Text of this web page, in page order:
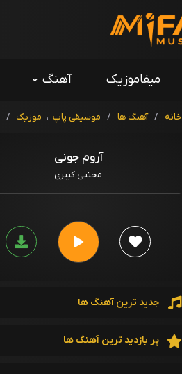
میفاموزیک آهنگ
خانه / آهنگ ها / موسیقی پاپ ، موزیک /
آروم جونی
مجتبی کبیری
جدید ترین آهنگ ها
پر بازدید ترین آهنگ ها